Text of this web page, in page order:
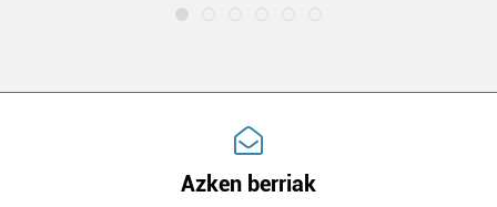
Azken berriak